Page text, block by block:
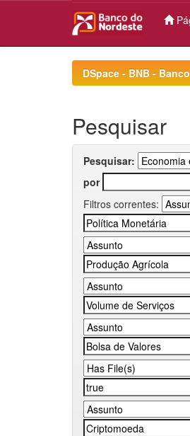
DSpace - BNB -
Pesquisar
Pesquisar:
por
Filtros correntes: